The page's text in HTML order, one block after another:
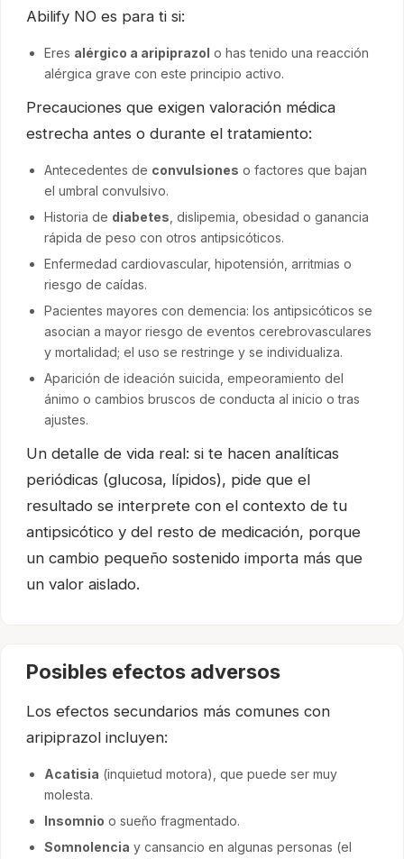
Abilify NO es para ti si:
Eres alérgico a aripiprazol o has tenido una reacción
alérgica grave con este principio activo.
Precauciones que exigen valoración médica
estrecha antes o durante el tratamiento:
Antecedentes de convulsiones o factores que bajan
el umbral convulsivo.
Historia de diabetes , dislipemia, obesidad o ganancia
rápida de peso con otros antipsicóticos.
Enfermedad cardiovascular, hipotensión, arritmias o
riesgo de caídas.
Pacientes mayores con demencia: los antipsicóticos se
asocian a mayor riesgo de eventos cerebrovasculares
y mortalidad; el uso se restringe y se individualiza.
Aparición de ideación suicida, empeoramiento del
ánimo o cambios bruscos de conducta al inicio o tras
ajustes.
Un detalle de vida real: si te hacen analíticas
periódicas (glucosa, lípidos), pide que el
resultado se interprete con el contexto de tu
antipsicótico y del resto de medicación, porque
un cambio pequeño sostenido importa más que
un valor aislado.
Posibles efectos adversos
Los efectos secundarios más comunes con
aripiprazol incluyen:
Acatisia (inquietud motora), que puede ser muy
molesta.
Insomnio o sueño fragmentado.
Somnolencia y cansancio en algunas personas (el